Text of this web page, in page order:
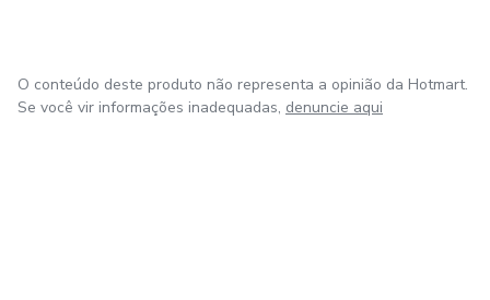
O conteúdo deste produto não representa a opinião da Hotmart.
Se você vir informações inadequadas, denuncie aqui